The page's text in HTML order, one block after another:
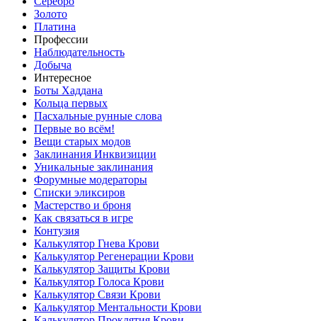
Золото
Платина
Профессии
Наблюдательность
Добыча
Интересное
Боты Хаддана
Кольца первых
Пасхальные рунные слова
Первые во всём!
Вещи старых модов
Заклинания Инквизиции
Уникальные заклинания
Форумные модераторы
Списки эликсиров
Мастерство и броня
Как связаться в игре
Контузия
Калькулятор Гнева Крови
Калькулятор Регенерации Крови
Калькулятор Защиты Крови
Калькулятор Голоса Крови
Калькулятор Связи Крови
Калькулятор Ментальности Крови